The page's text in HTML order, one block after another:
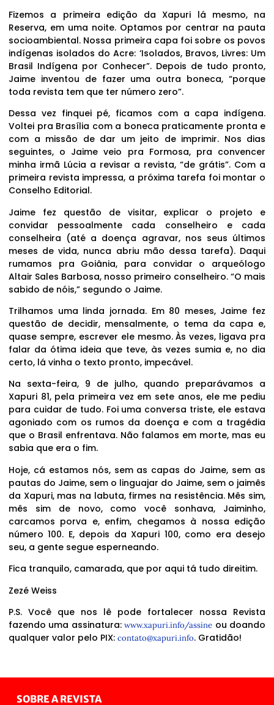
Fizemos a primeira edição da Xapuri lá mesmo, na
Reserva, em uma noite. Optamos por centrar na pauta
socioambiental. Nossa primeira capa foi sobre os povos
indígenas isolados do Acre: ‘Isolados, Bravos, Livres: Um
Brasil Indígena por Conhecer”. Depois de tudo pronto,
Jaime inventou de fazer uma outra boneca, “porque
toda revista tem que ter número zero”.
Dessa vez finquei pé, ficamos com a capa indígena.
Voltei pra Brasília com a boneca praticamente pronta e
com a missão de dar um jeito de imprimir. Nos dias
seguintes, o Jaime veio pra Formosa, pra convencer
minha irmã Lúcia a revisar a revista, “de grátis”. Com a
primeira revista impressa, a próxima tarefa foi montar o
Conselho Editorial.
Jaime fez questão de visitar, explicar o projeto e
convidar pessoalmente cada conselheiro e cada
conselheira (até a doença agravar, nos seus últimos
meses de vida, nunca abriu mão dessa tarefa). Daqui
rumamos pra Goiânia, para convidar o arqueólogo
Altair Sales Barbosa, nosso primeiro conselheiro. “O mais
sabido de nóis,” segundo o Jaime.
Trilhamos uma linda jornada. Em 80 meses, Jaime fez
questão de decidir, mensalmente, o tema da capa e,
quase sempre, escrever ele mesmo. Às vezes, ligava pra
falar da ótima ideia que teve, às vezes sumia e, no dia
certo, lá vinha o texto pronto, impecável.
Na sexta-feira, 9 de julho, quando preparávamos a
Xapuri 81, pela primeira vez em sete anos, ele me pediu
para cuidar de tudo. Foi uma conversa triste, ele estava
agoniado com os rumos da doença e com a tragédia
que o Brasil enfrentava. Não falamos em morte, mas eu
sabia que era o fim.
Hoje, cá estamos nós, sem as capas do Jaime, sem as
pautas do Jaime, sem o linguajar do Jaime, sem o jaimês
da Xapuri, mas na labuta, firmes na resistência. Mês sim,
mês sim de novo, como você sonhava, Jaiminho,
carcamos porva e, enfim, chegamos à nossa edição
número 100. E, depois da Xapuri 100, como era desejo
seu, a gente segue esperneando.
Fica tranquilo, camarada, que por aqui tá tudo direitim.
Zezé Weiss
P.S. Você que nos lê pode fortalecer nossa Revista
fazendo uma assinatura:www.xapuri.info/assine ou doando
qualquer valor pelo PIX: contato@xapuri.info. Gratidão!
SOBRE A REVISTA